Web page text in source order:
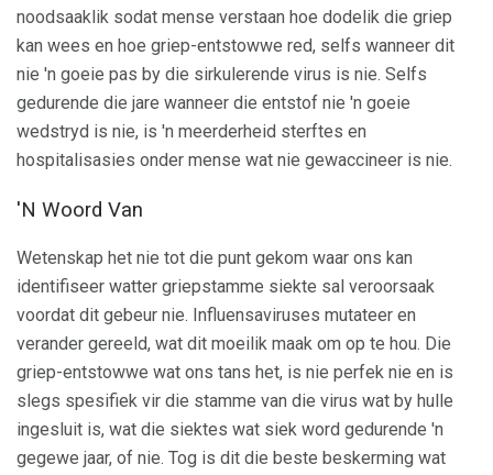
noodsaaklik sodat mense verstaan ​​hoe dodelik die griep
kan wees en hoe griep-entstowwe red, selfs wanneer dit
nie 'n goeie pas by die sirkulerende virus is nie. Selfs
gedurende die jare wanneer die entstof nie 'n goeie
wedstryd is nie, is 'n meerderheid sterftes en
hospitalisasies onder mense wat nie gewaccineer is nie.
'N Woord Van
Wetenskap het nie tot die punt gekom waar ons kan
identifiseer watter griepstamme siekte sal veroorsaak
voordat dit gebeur nie. Influensaviruses mutateer en
verander gereeld, wat dit moeilik maak om op te hou. Die
griep-entstowwe wat ons tans het, is nie perfek nie en is
slegs spesifiek vir die stamme van die virus wat by hulle
ingesluit is, wat die siektes wat siek word gedurende 'n
gegewe jaar, of nie. Tog is dit die beste beskerming wat